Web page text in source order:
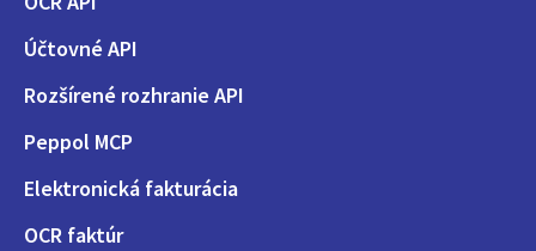
Účtovné API
Rozšírené rozhranie API
Peppol MCP
Elektronická fakturácia
OCR faktúr